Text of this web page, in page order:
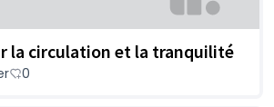
la circulation et la tranquilité
0